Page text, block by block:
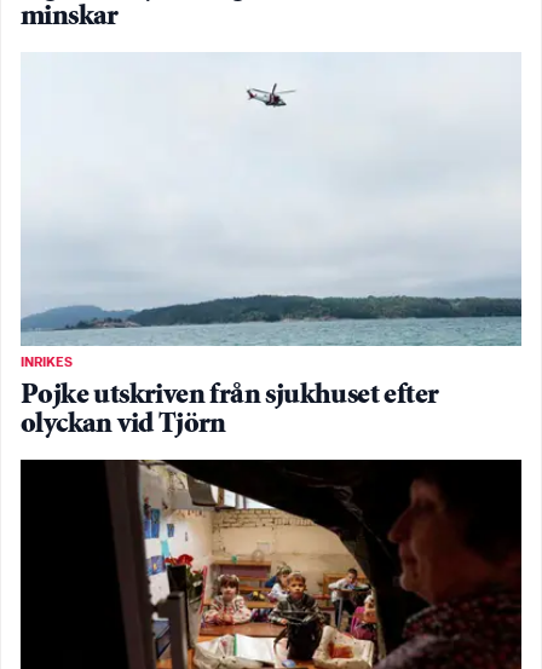
minskar
INRIKES
Pojke utskriven från sjukhuset efter
olyckan vid Tjörn